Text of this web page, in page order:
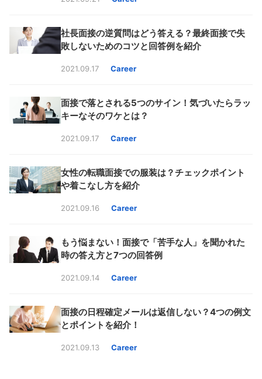
社長面接の逆質問はどう答える？最終面接で失
敗しないためのコツと回答例を紹介
2021.09.17 Career
面接で落とされる5つのサイン！気づいたらラッ
キーなそのワケとは？
2021.09.17 Career
女性の転職面接での服装は？チェックポイント
や着こなし方を紹介
2021.09.16 Career
もう悩まない！面接で「苦手な人」を聞かれた
時の答え方と7つの回答例
2021.09.14 Career
面接の日程確定メールは返信しない？4つの例文
とポイントを紹介！
2021.09.13 Career